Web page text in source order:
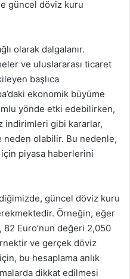
güncel döviz kuru
olarak dalgalanır.
ve uluslararası ticaret
başlıca
ekonomik büyüme
yönde etki edebilirken,
indirimleri gibi kararlar,
neden olabilir. Bu nedenle,
piyasa haberlerini
güncel döviz kuru
Örneğin, eğer
Euro’nun değeri 2,050
ve gerçek döviz
bu hesaplama anlık
dikkat edilmesi